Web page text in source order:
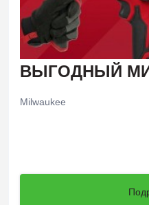
ВЫГОДНЫЙ
Milwaukee